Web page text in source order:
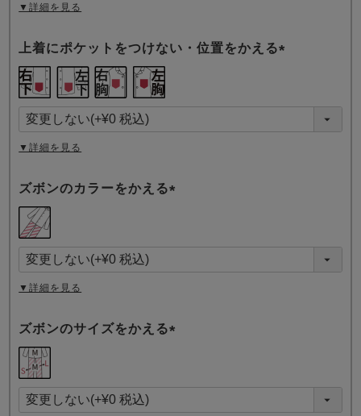
▼詳細を見る
上着にポケットをつけない・位置をかえる
須
)
▼詳細を見る
ズボンのカラーをかえる
須
)
▼詳細を見る
ズボンのサイズをかえる
須
)